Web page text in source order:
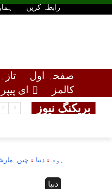
رابطہ کریں
صفحہ اول
کالمز
ای پیپر
بریکنگ نیوز
ہوم دنیا چین: مارشل
دنیا